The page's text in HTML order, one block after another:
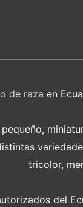
de raza en
tricolor,
del